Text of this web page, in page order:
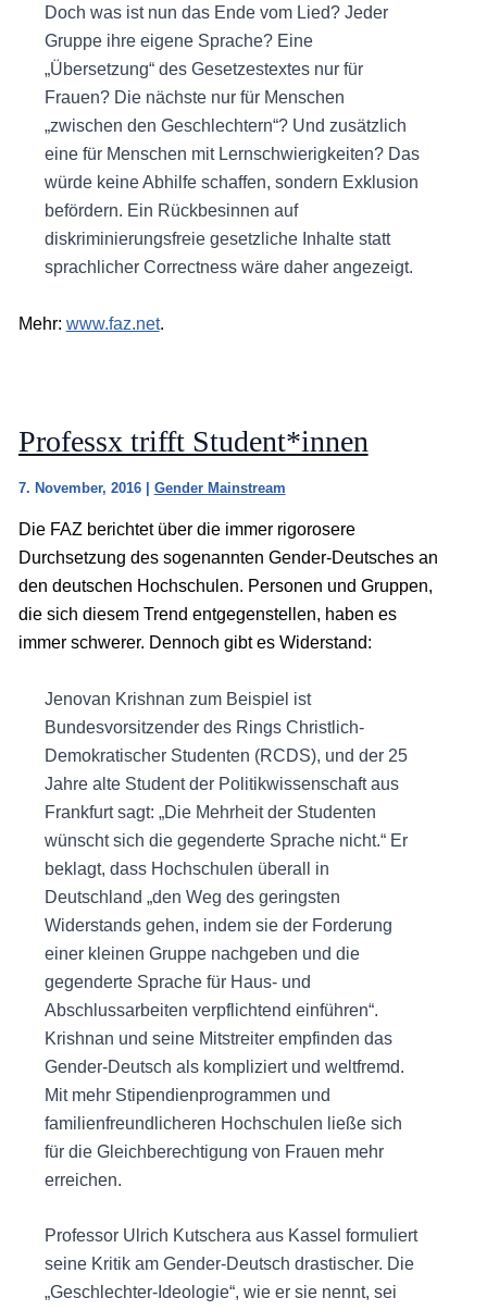
Doch was ist nun das Ende vom Lied? Jeder
Gruppe ihre eigene Sprache? Eine
„Übersetzung“ des Gesetzestextes nur für
Frauen? Die nächste nur für Menschen
„zwischen den Geschlechtern“? Und zusätzlich
eine für Menschen mit Lernschwierigkeiten? Das
würde keine Abhilfe schaffen, sondern Exklusion
befördern. Ein Rückbesinnen auf
diskriminierungsfreie gesetzliche Inhalte statt
sprachlicher Correctness wäre daher angezeigt.
Mehr: www.faz.net.
Professx trifft Student*innen
7. November, 2016 Gender Mainstream
Die FAZ berichtet über die immer rigorosere
Durchsetzung des sogenannten Gender-Deutsches an
den deutschen Hochschulen. Personen und Gruppen,
die sich diesem Trend entgegenstellen, haben es
immer schwerer. Dennoch gibt es Widerstand:
Jenovan Krishnan zum Beispiel ist
Bundesvorsitzender des Rings Christlich-
Demokratischer Studenten (RCDS), und der 25
Jahre alte Student der Politikwissenschaft aus
Frankfurt sagt: „Die Mehrheit der Studenten
wünscht sich die gegenderte Sprache nicht.“ Er
beklagt, dass Hochschulen überall in
Deutschland „den Weg des geringsten
Widerstands gehen, indem sie der Forderung
einer kleinen Gruppe nachgeben und die
gegenderte Sprache für Haus- und
Abschlussarbeiten verpflichtend einführen“.
Krishnan und seine Mitstreiter empfinden das
Gender-Deutsch als kompliziert und weltfremd.
Mit mehr Stipendienprogrammen und
familienfreundlicheren Hochschulen ließe sich
für die Gleichberechtigung von Frauen mehr
erreichen.
Professor Ulrich Kutschera aus Kassel formuliert
seine Kritik am Gender-Deutsch drastischer. Die
„Geschlechter-Ideologie“, wie er sie nennt, sei